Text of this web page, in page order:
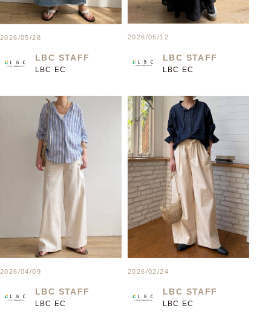
2026/05/28
LBC STAFF
LBC EC
2026/05/12
LBC STAFF
LBC EC
2026/04/09
LBC STAFF
LBC EC
2026/02/24
LBC STAFF
LBC EC